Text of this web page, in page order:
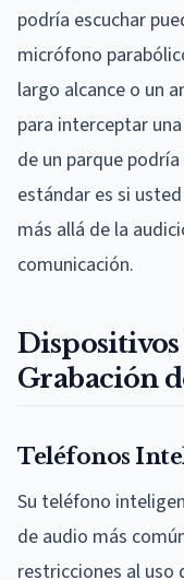
podría escuchar
micrófono
largo alcance o un
para interceptar
de un parque
estándar es si
más allá de la
comunicación.
Dispositivos
Grabación
Teléfonos
Su teléfono
de audio más
restricciones al uso